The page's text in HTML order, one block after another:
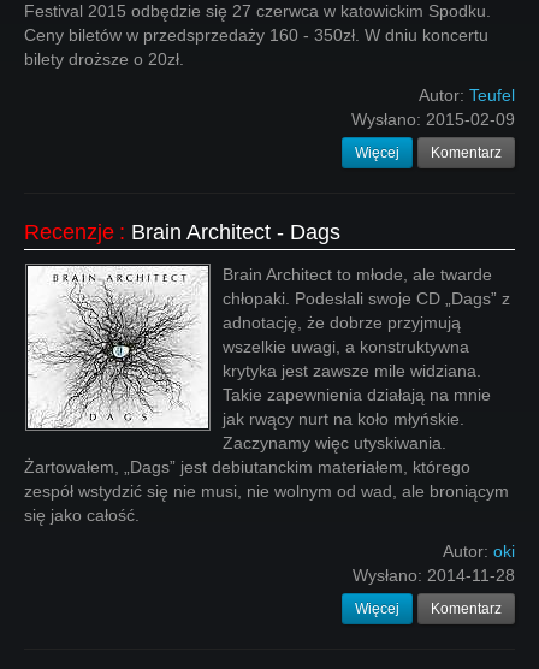
Festival 2015 odbędzie się 27 czerwca w katowickim Spodku.
Ceny biletów w przedsprzedaży 160 - 350zł. W dniu koncertu
bilety droższe o 20zł.
Autor: Teufel
Wysłano: 2015-02-09
Więcej Komentarz
Recenzje : Brain Architect - Dags
Brain Architect to młode, ale twarde
chłopaki. Podesłali swoje CD „Dags” z
adnotację, że dobrze przyjmują
wszelkie uwagi, a konstruktywna
krytyka jest zawsze mile widziana.
Takie zapewnienia działają na mnie
jak rwący nurt na koło młyńskie.
Zaczynamy więc utyskiwania.
Żartowałem, „Dags” jest debiutanckim materiałem, którego
zespół wstydzić się nie musi, nie wolnym od wad, ale broniącym
się jako całość.
Autor: oki
Wysłano: 2014-11-28
Więcej Komentarz